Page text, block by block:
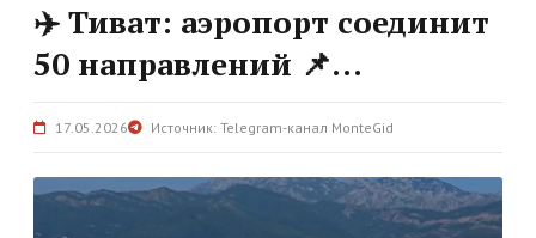
✈️ Тиват: аэропорт соединит
50 направлений 📌...
17.05.2026 Источник: Telegram-канал MonteGid